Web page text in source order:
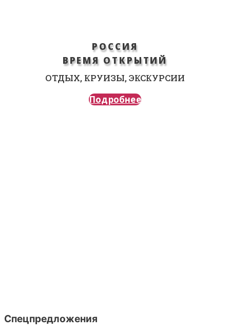
РОССИЯ
ВРЕМЯ ОТКРЫТИЙ
ОТДЫХ, КРУИЗЫ, ЭКСКУРСИИ
Подробнее
Спецпредложения